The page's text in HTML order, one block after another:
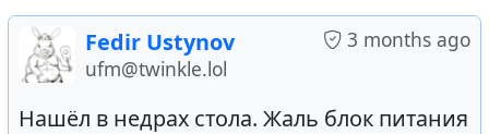
3 months ago
Fedir Ustynov
ufm@twinkle.lol
Нашёл в недрах стола. Жаль блок питания